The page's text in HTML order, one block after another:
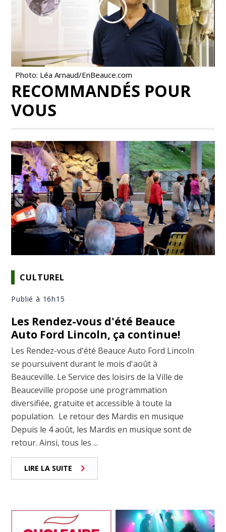
Photo: Léa Arnaud/EnBeauce.com
RECOMMANDÉS POUR
VOUS
CULTUREL
Publié à 16h15
Les Rendez-vous d'été Beauce
Auto Ford Lincoln, ça continue!
Les Rendez-vous d'été Beauce Auto Ford Lincoln
se poursuivent durant le mois d'août à
Beauceville. Le Service des loisirs de la Ville de
Beauceville propose une programmation
diversifiée, gratuite et accessible à toute la
population. Le retour des Mardis en musique
Depuis le 4 août, les Mardis en musique sont de
retour. Ainsi, tous les ...
LIRE LA SUITE